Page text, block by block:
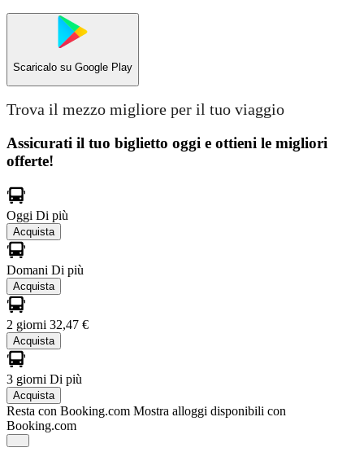
Scaricalo su Google Play
Trova il mezzo migliore per il tuo viaggio
Assicurati il ​​tuo biglietto oggi e ottieni le migliori
offerte!
Oggi Di più
Acquista
Domani Di più
Acquista
2 giorni 32,47 €
Acquista
3 giorni Di più
Acquista
Resta con Booking.com Mostra alloggi disponibili con
Booking.com